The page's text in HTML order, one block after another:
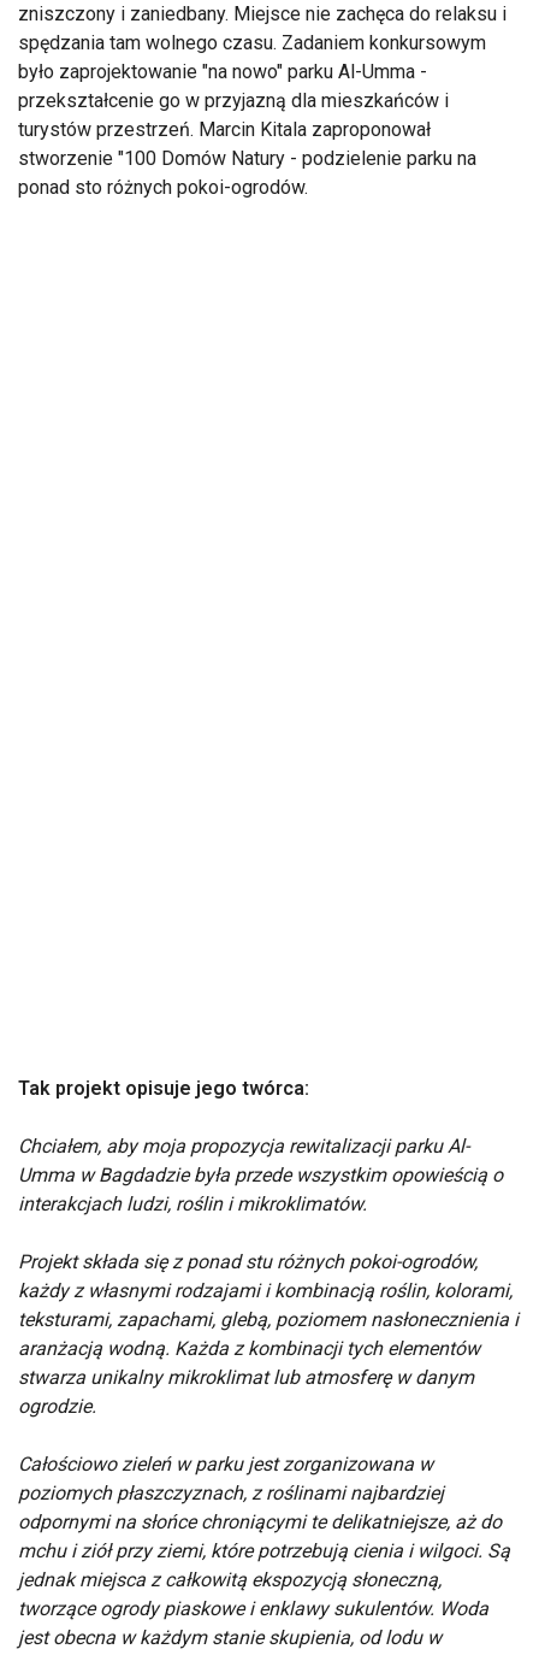
zniszczony i zaniedbany. Miejsce nie zachęca do relaksu i
spędzania tam wolnego czasu. Zadaniem konkursowym
było zaprojektowanie "na nowo" parku Al-Umma -
przekształcenie go w przyjazną dla mieszkańców i
turystów przestrzeń. Marcin Kitala zaproponował
stworzenie "100 Domów Natury - podzielenie parku na
ponad sto różnych pokoi-ogrodów.
Tak projekt opisuje jego twórca:
Chciałem, aby moja propozycja rewitalizacji parku Al-
Umma w Bagdadzie była przede wszystkim opowieścią o
interakcjach ludzi, roślin i mikroklimatów.
Projekt składa się z ponad stu różnych pokoi-ogrodów,
każdy z własnymi rodzajami i kombinacją roślin, kolorami,
teksturami, zapachami, glebą, poziomem nasłonecznienia i
aranżacją wodną. Każda z kombinacji tych elementów
stwarza unikalny mikroklimat lub atmosferę w danym
ogrodzie.
Całościowo zieleń w parku jest zorganizowana w
poziomych płaszczyznach, z roślinami najbardziej
odpornymi na słońce chroniącymi te delikatniejsze, aż do
mchu i ziół przy ziemi, które potrzebują cienia i wilgoci. Są
jednak miejsca z całkowitą ekspozycją słoneczną,
tworzące ogrody piaskowe i enklawy sukulentów. Woda
jest obecna w każdym stanie skupienia, od lodu w